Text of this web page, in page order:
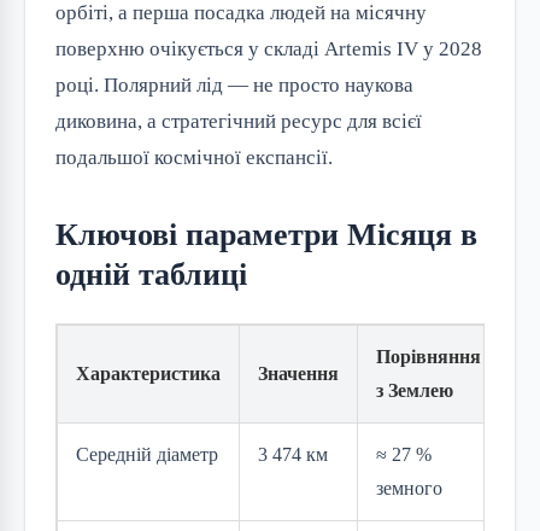
орбіті, а перша посадка людей на місячну
поверхню очікується у складі Artemis IV у 2028
році. Полярний лід — не просто наукова
диковина, а стратегічний ресурс для всієї
подальшої космічної експансії.
Ключові параметри Місяця в
одній таблиці
Характеристика Значення
Порівняння
з Землею
Середній діаметр 3 474 км
≈ 27 %
земного